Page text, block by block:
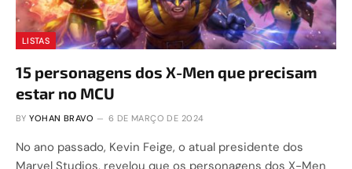
LISTAS
15 personagens dos X-Men que precisam
estar no MCU
BY YOHAN BRAVO 6 DE MARÇO DE 2024
No ano passado, Kevin Feige, o atual presidente dos
Marvel Studios, revelou que os personagens dos X-Men